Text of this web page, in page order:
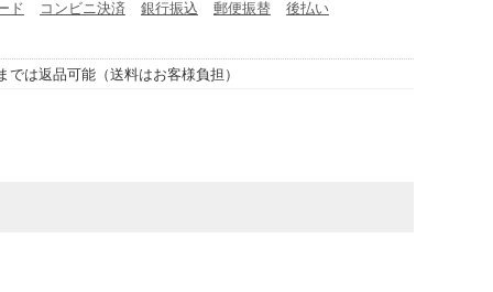
ド コンビニ決済 銀行振込 郵便振替 後払い
では返品可能（送料はお客様負担）